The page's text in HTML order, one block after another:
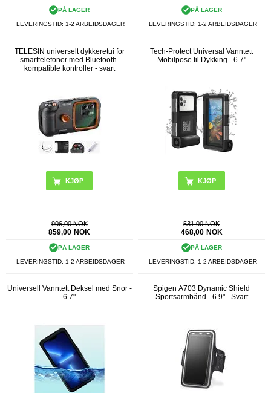
PÅ LAGER
LEVERINGSTID: 1-2 ARBEIDSDAGER
PÅ LAGER
LEVERINGSTID: 1-2 ARBEIDSDAGER
TELESIN universelt dykkeretui for
smarttelefoner med Bluetooth-
kompatible kontroller - svart
906,00 NOK
859,00 NOK
PÅ LAGER
LEVERINGSTID: 1-2 ARBEIDSDAGER
Tech-Protect Universal Vanntett
Mobilpose til Dykking - 6.7"
KJØP
531,00 NOK
468,00 NOK
PÅ LAGER
LEVERINGSTID: 1-2 ARBEIDSDAGER
Universell Vanntett Deksel med Snor -
6.7"
Spigen A703 Dynamic Shield
Sportsarmbånd - 6.9" - Svart